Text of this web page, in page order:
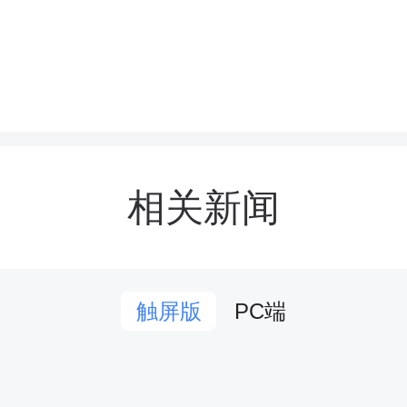
式在《我们是共产主义接
队旗，迈着坚定的步伐入
相关新闻
触屏版 PC端